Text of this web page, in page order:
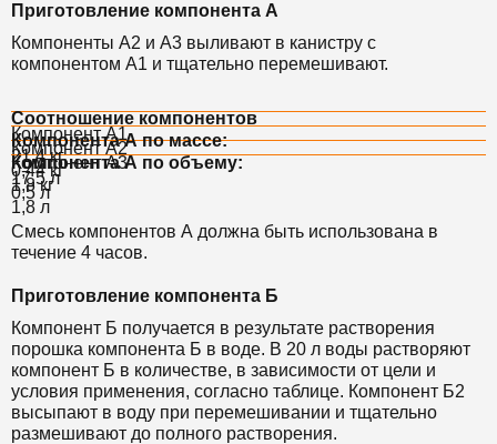
Приготовление компонента А
Компоненты А2 и А3 выливают в канистру с
компонентом А1 и тщательно перемешивают.
Соотношение компонентов
Компонента А по массе:
Компонента А по объему:
Компонент А1
21,4 кг
17,5 л
Компонент А2
0,44 кг
0,5 л
Компонент А3
1,8 кг
1,8 л
Смесь компонентов А должна быть использована в
течение 4 часов.
Приготовление компонента Б
Компонент Б получается в результате растворения
порошка компонента Б в воде. В 20 л воды растворяют
компонент Б в количестве, в зависимости от цели и
условия применения, согласно таблице. Компонент Б2
высыпают в воду при перемешивании и тщательно
размешивают до полного растворения.